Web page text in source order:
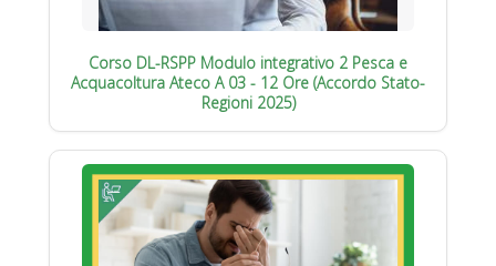
Corso DL-RSPP Modulo integrativo 2 Pesca e
Acquacoltura Ateco A 03 - 12 Ore (Accordo Stato-
Regioni 2025)